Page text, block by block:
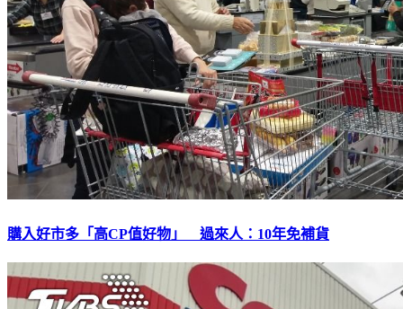
購入好市多「高CP值好物」 過來人：10年免補貨